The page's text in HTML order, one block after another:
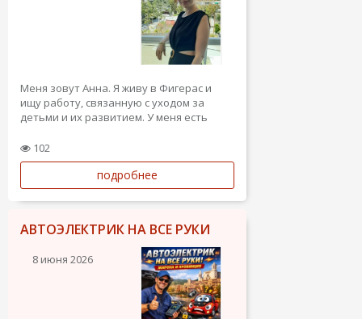
Меня зовут Анна. Я живу в Фигерас и
ищу работу, связанную с уходом за
детьми и их развитием. У меня есть
дошкольного образования и
реабилитации, полученный в России. Я
работала на разных должностях: от
помощника воспитателя в группах для
детей...
102
подробнее
АВТОЭЛЕКТРИК НА ВСЕ РУКИ
8 июня 2026